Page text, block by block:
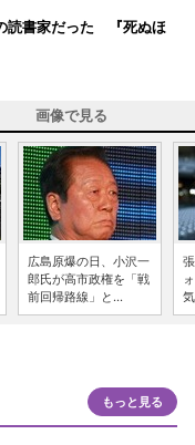
読書家だった 『死ぬほ
画像で見る
広島原爆の日、小沢一
郎氏が高市政権を「戦
前回帰路線」と...
もっと見る